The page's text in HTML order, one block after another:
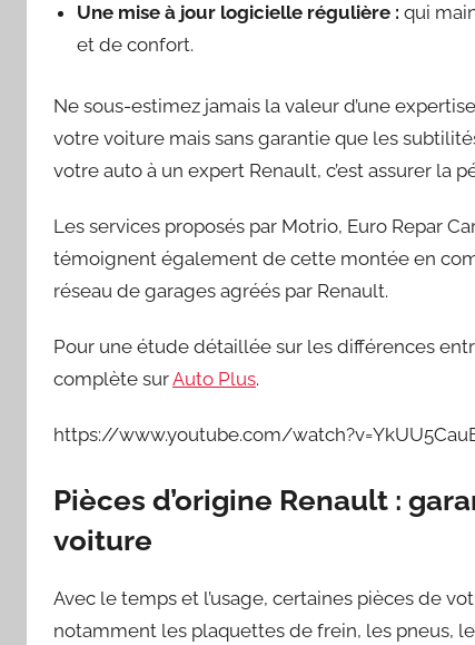
Une mise à jour logicielle régulière : qui
et de confort.
Ne sous-estimez jamais la valeur d’une
votre voiture mais sans garantie que les
votre auto à un expert Renault, c’est assurer la
Les services proposés par Motrio, Euro Repar
témoignent également de cette montée en
réseau de garages agréés par Renault.
Pour une étude détaillée sur les différences
complète surAuto Plus.
https://www.youtube.com/
Pièces d’origine Renault :
voiture
Avec le temps et l’usage, certaines pièces de
notamment les plaquettes de frein, les pneus,